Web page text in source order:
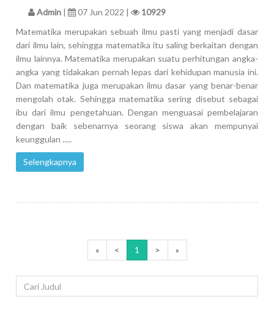
Admin | 07 Jun 2022 |
10929
Matematika merupakan sebuah ilmu pasti yang menjadi dasar
dari ilmu lain, sehingga matematika itu saling berkaitan dengan
ilmu lainnya. Matematika merupakan suatu perhitungan angka-
angka yang tidakakan pernah lepas dari kehidupan manusia ini.
Dan matematika juga merupakan ilmu dasar yang benar-benar
mengolah otak. Sehingga matematika sering disebut sebagai
ibu dari ilmu pengetahuan. Dengan menguasai pembelajaran
dengan baik sebenarnya seorang siswa akan mempunyai
keunggulan .....
Selengkapnya
« < 1 > »